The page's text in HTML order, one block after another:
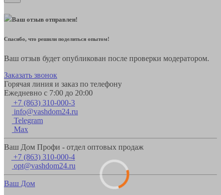
Ваш отзыв отправлен!
Спасибо, что решили поделиться опытом!
Ваш отзыв будет опубликован после проверки модератором.
Заказать звонок
Горячая линия и заказ по телефону
Ежедневно с 7:00 до 20:00
+7 (863) 310-000-3
info@vashdom24.ru
Telegram
Max
Ваш Дом Профи - отдел оптовых продаж
+7 (863) 310-000-4
opt@vashdom24.ru
Ваш Дом